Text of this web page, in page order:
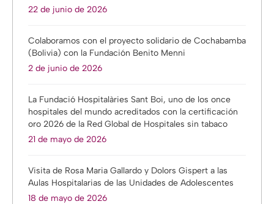
22 de junio de 2026
Colaboramos con el proyecto solidario de Cochabamba
(Bolivia) con la Fundación Benito Menni
2 de junio de 2026
La Fundació Hospitalàries Sant Boi, uno de los once
hospitales del mundo acreditados con la certificación
oro 2026 de la Red Global de Hospitales sin tabaco
21 de mayo de 2026
Visita de Rosa Maria Gallardo y Dolors Gispert a las
Aulas Hospitalarias de las Unidades de Adolescentes
18 de mayo de 2026